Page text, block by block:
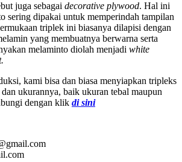
juga sebagai decorative plywood. Hal ini
sering dipakai untuk memperindah tampilan
triplek ini biasanya dilapisi dengan
yang membuatnya berwarna serta
melaminto diolah menjadi white
kami bisa dan biasa menyiapkan tripleks
ukurannya, baik ukuran tebal maupun
dengan klik di sini